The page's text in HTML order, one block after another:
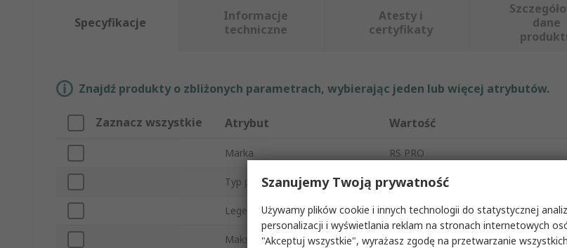
Specyfikacje
Informacje
techniczne
Atesty i
certyfikaty
dane
Znajdź produkty o zbliżonych parametrach, wybierając jeden lub więcej atrybutów.
Zaznacz wszystkie Atrybut Wartość
Marka RS PRO
Typ produktu Znacznik do kabli
Legenda Zaślepka
Maksymalna średnica kabla 20mm
Szanujemy Twoją prywatność
Używamy plików cookie i innych technologii do statystycznej
personalizacji i wyświetlania reklam na stronach internetowych
"Akceptuj wszystkie", wyrażasz zgodę na przetwarzanie